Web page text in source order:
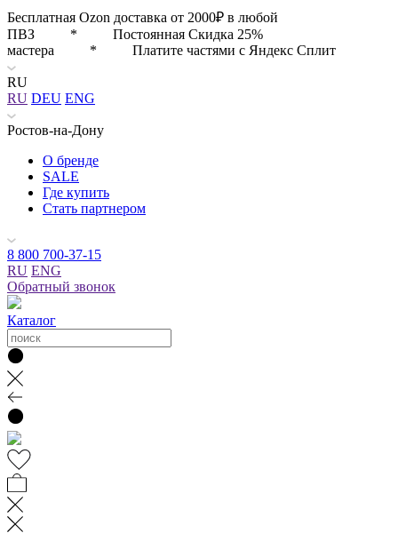
Бесплатная Ozon доставка от 2000₽ в любой
ПВЗ * Постоянная Скидка 25%
мастера * Платите частями с Яндекс Сплит
RU
RU DEU ENG
Ростов-на-Дону
О бренде
SALE
Где купить
Стать партнером
8 800 700-37-15
RU ENG
Обратный звонок
Каталог